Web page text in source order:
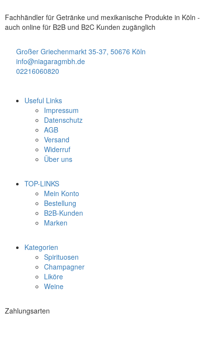
Fachhändler für Getränke und mexikanische Produkte in Köln -
auch online für B2B und B2C Kunden zugänglich
Großer Griechenmarkt 35-37, 50676 Köln
info@niagaragmbh.de
02216060820
Useful Links
Impressum
Datenschutz
AGB
Versand
Widerruf
Über uns
TOP-LINKS
Mein Konto
Bestellung
B2B-Kunden
Marken
Kategorien
Spirituosen
Champagner
Liköre
Weine
Zahlungsarten